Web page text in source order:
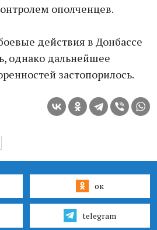
ополченцев.
действия в Донбассе
однако дальнейшее
застопорилось.
ок
telegram